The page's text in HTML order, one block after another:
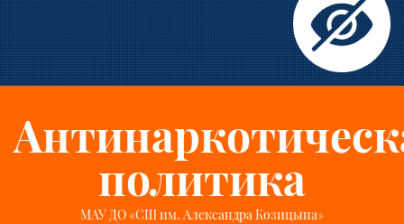
политика
МАУ ДО «СШ им. Александра Козицына»